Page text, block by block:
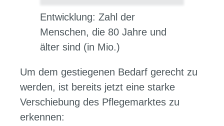
Entwicklung: Zahl der
Menschen, die 80 Jahre und
älter sind (in Mio.)
Um dem gestiegenen Bedarf gerecht zu
werden, ist bereits jetzt eine starke
Verschiebung des Pflegemarktes zu
erkennen: